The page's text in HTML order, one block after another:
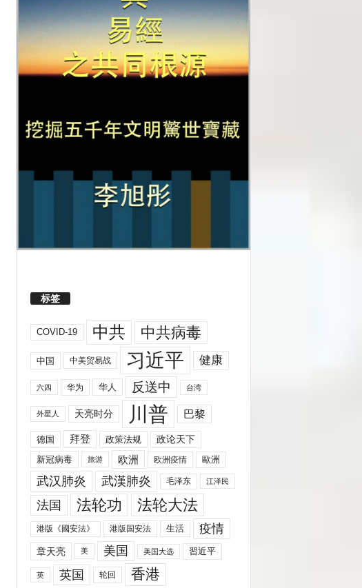
标签
COVID-19 中共 中共病毒
中国 中美贸易战 习近平 健康
六四 华为 华人 反送中 台湾
外星人 天亮时分 川普 巴黎
德国 拜登 政策法规
政论天下
新冠病毒
旅游 欧洲 欧洲疫情 歐洲
武汉肺炎 武漢肺炎 毛泽东 江泽民
法国 法轮功 法轮大法
港版《國安法》 港版国安法 生活 疫情
章天亮 美 美国 美国大选 習近平
英 英国 轮回 香港